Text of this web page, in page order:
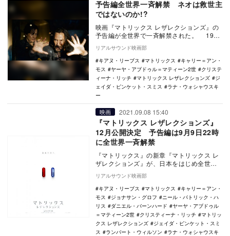
予告編全世界一斉解禁 ネオは救世主
ではないのか!?
映画『マトリックス レザレクションズ』の
予告編が全世界で一斉解禁された。 1999
年に1作目が公開され大ヒットを記録した
『マ…
リアルサウンド映画部
キアヌ・リーブス
マトリックス
キャリー＝アン・
モス
ヤーヤ・アブドゥル＝マティーン2世
クリステ
ィーナ・リッチ
マトリックス レザレクションズ
ジ
ェイダ・ピンケット・スミス
ラナ・ウォシャウスキ
ー
映画 2021.09.08 15:40
『マトリックス レザレクションズ』
12月公開決定 予告編は9月9日22時
に全世界一斉解禁
『マトリックス』の新章『マトリックス レ
ザレクションズ』が、日本をはじめ全世界
で12月に公開されることが決定した。
19…
リアルサウンド映画部
キアヌ・リーブス
マトリックス
キャリー＝アン・
モス
ジョナサン・グロフ
ニール・パトリック・ハ
リス
ダニエル・バーンハード
ヤーヤ・アブドゥル
＝マティーン2世
クリスティーナ・リッチ
マトリッ
クス レザレクションズ
ジェイダ・ピンケット・スミ
ス
ランバート・ウィルソン
ラナ・ウォシャウスキ